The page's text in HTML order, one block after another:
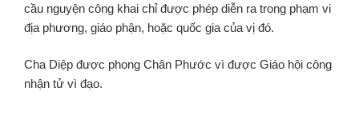
cầu nguyện công khai chỉ được phép diễn ra trong phạm vi
địa phương, giáo phận, hoặc quốc gia của vị đó.
Cha Diệp được phong Chân Phước vì được Giáo hội công
nhận tử vì đạo.